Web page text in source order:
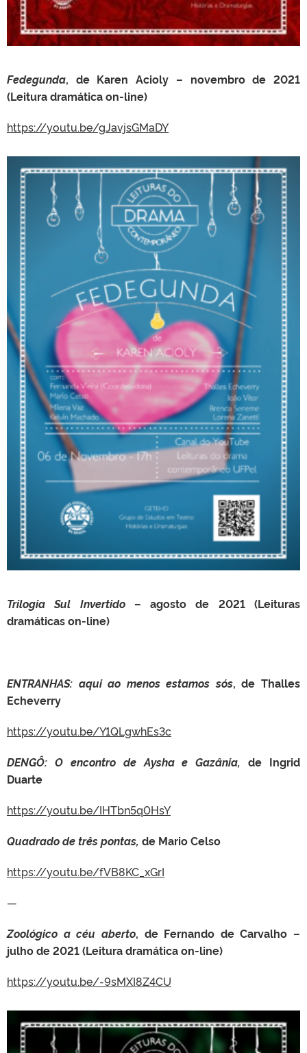
Fedegunda, de Karen Acioly – novembro de 2021
(Leitura dramática on-line)
https://youtu.be/gJavjsGMaDY
Trilogia Sul Invertido– agosto de 2021 (Leituras
dramáticas on-line)
ENTRANHAS: aqui ao menos estamos sós, de Thalles
Echeverry
https://youtu.be/Y1QLgwhEs3c
DENGÔ: O encontro de Aysha e Gazânia, de Ingrid
Duarte
https://youtu.be/IHTbn5q0HsY
Quadrado de três pontas, de Mario Celso
https://youtu.be/fVB8KC_xGrI
—
Zoológico a céu aberto, de Fernando de Carvalho –
julho de 2021 (Leitura dramática on-line)
https://youtu.be/-9sMXI8Z4CU